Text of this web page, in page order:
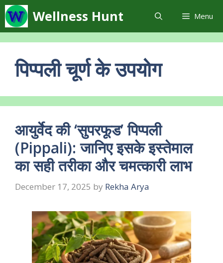
Skip
to
content
Wellness Hunt Menu
पिप्पली चूर्ण के उपयोग
आयुर्वेद की ‘सुपरफूड’ पिप्पली
(Pippali): जानिए इसके इस्तेमाल
का सही तरीका और चमत्कारी लाभ
December 17, 2025 by Rekha Arya